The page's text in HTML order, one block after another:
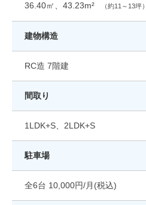
36.40㎡、43.23m² （約11～13坪）
建物構造
RC造 7階建
間取り
1LDK+S、2LDK+S
駐車場
全6台 10,000円/月(税込)